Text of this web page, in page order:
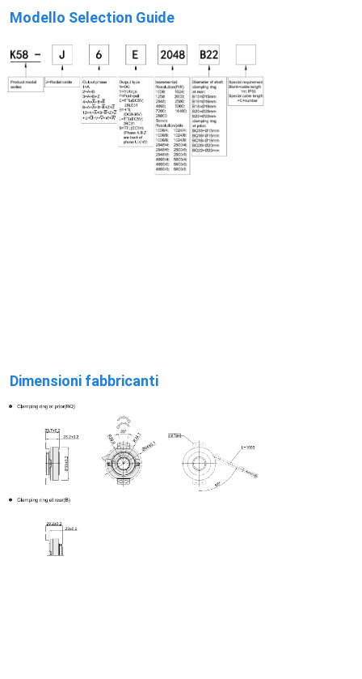
Modello Selection Guide
Dimensioni fabbricanti